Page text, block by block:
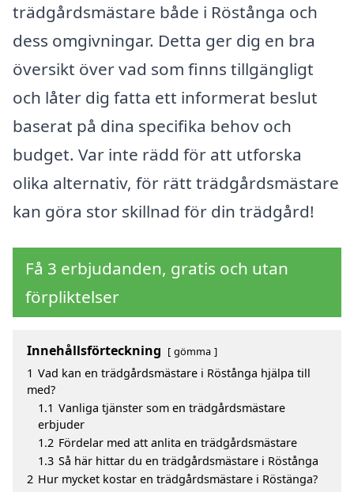
trädgårdsmästare både i Röstånga och
dess omgivningar. Detta ger dig en bra
översikt över vad som finns tillgängligt
och låter dig fatta ett informerat beslut
baserat på dina specifika behov och
budget. Var inte rädd för att utforska
olika alternativ, för rätt trädgårdsmästare
kan göra stor skillnad för din trädgård!
Få 3 erbjudanden, gratis och utan
förpliktelser
Innehållsförteckning gömma
1 Vad kan en trädgårdsmästare i Röstånga hjälpa till
med?
1.1 Vanliga tjänster som en trädgårdsmästare
erbjuder
1.2 Fördelar med att anlita en trädgårdsmästare
1.3 Så här hittar du en trädgårdsmästare i Röstånga
2 Hur mycket kostar en trädgårdsmästare i Röstänga?